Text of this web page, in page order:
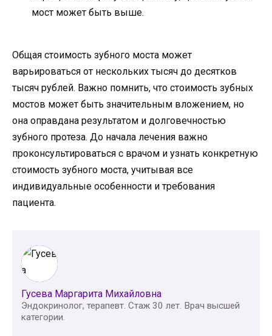
мост может быть выше.
Общая стоимость зубного моста может
варьироваться от нескольких тысяч до десятков
тысяч рублей. Важно помнить, что стоимость зубных
мостов может быть значительным вложением, но
она оправдана результатом и долговечностью
зубного протеза. До начала лечения важно
проконсультироваться с врачом и узнать конкретную
стоимость зубного моста, учитывая все
индивидуальные особенности и требования
пациента.
Гусева Маргарита Михайловна
Эндокринолог, терапевт. Стаж 30 лет. Врач высшей
категории.